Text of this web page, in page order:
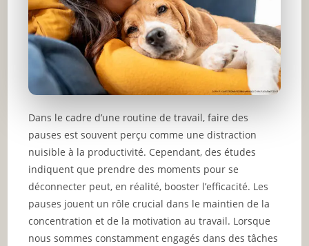
Dans le cadre d’une routine de travail, faire des
pauses est souvent perçu comme une distraction
nuisible à la productivité. Cependant, des études
indiquent que prendre des moments pour se
déconnecter peut, en réalité, booster l’efficacité. Les
pauses jouent un rôle crucial dans le maintien de la
concentration et de la motivation au travail. Lorsque
nous sommes constamment engagés dans des tâches